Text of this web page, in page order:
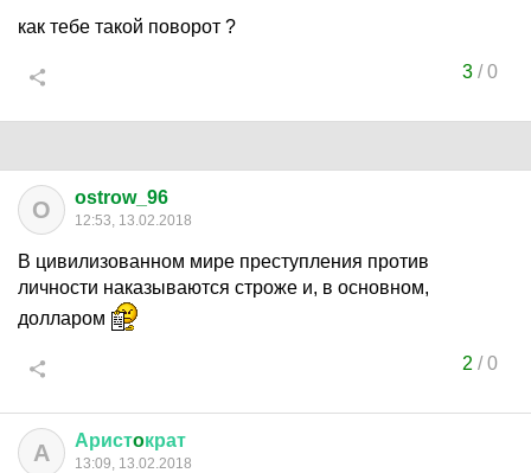
как тебе такой поворот ?
3/0
O ostrow_96
12:53, 13.02.2018
В цивилизованном мире преступления против
личности наказываются строже и, в основном,
долларом
2 /0
А Аристoкрат
13:09, 13.02.2018